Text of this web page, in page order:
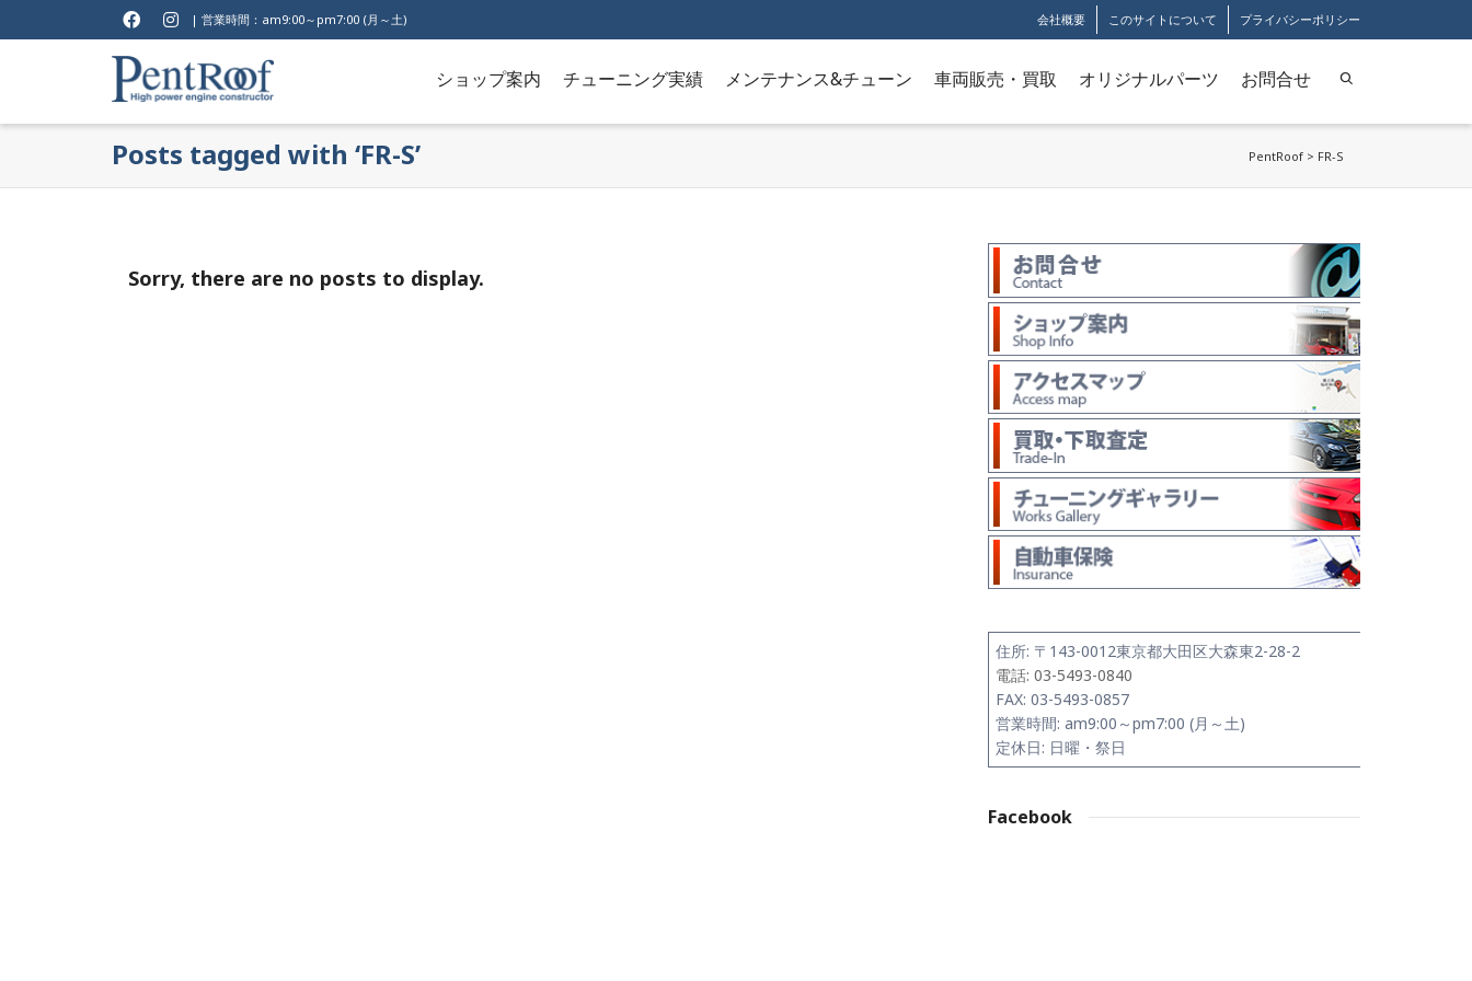
| 営業時間：am9:00～pm7:00 (月～土) 会社概要 このサイトについて プライバシーポリシー
ショップ案内 チューニング実績 メンテナンス&チューン 車両販売・買取 オリジナルパーツ お問合せ
Posts tagged with ‘FR-S’ PentRoof > FR-S
Sorry, there are no posts to display.
住所: 〒143-0012東京都大田区大森東2-28-2
電話: 03-5493-0840
FAX: 03-5493-0857
営業時間: am9:00～pm7:00 (月～土)
定休日: 日曜・祭日
Facebook